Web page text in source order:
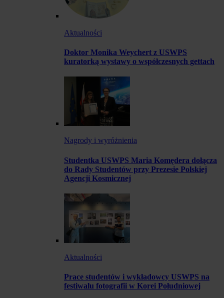
Aktualności
Doktor Monika Weychert z USWPS
kuratorką wystawy o współczesnych gettach
Nagrody i wyróżnienia
Studentka USWPS Maria Komędera dołącza
do Rady Studentów przy Prezesie Polskiej
Agencji Kosmicznej
Aktualności
Prace studentów i wykładowcy USWPS na
festiwalu fotografii w Korei Południowej